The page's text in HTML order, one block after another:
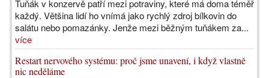
Tuňák v konzervě patří mezi potraviny, které má doma téměř
každý. Většina lidí ho vnímá jako rychlý zdroj bílkovin do
salátu nebo pomazánky. Jenže mezi běžným tuňákem za...
více
Restart nervového systému: proč jsme unavení, i když vlastně
nic neděláme